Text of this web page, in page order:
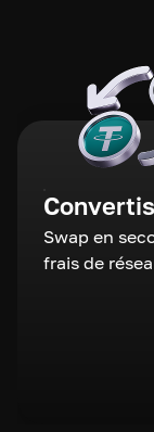
Swap en
frais de